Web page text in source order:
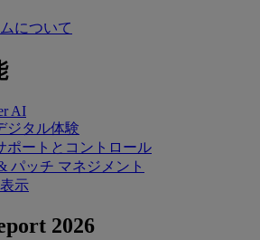
について
AI
ジタル体験
ポートとコントロール
パッチ マネジメント
示
2026